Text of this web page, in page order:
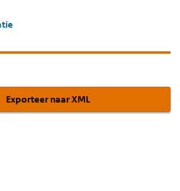
Exporteer naar XML